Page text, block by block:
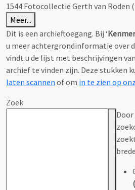
1544 Fotocollectie Gerth van Roden
Meer...
Dit is een archieftoegang. Bij ‘
u meer achtergrondinformatie over
vindt u de lijst met beschrijvingen
archief te vinden zijn. Deze stukken
laten scannen of om in te zien op
Zoek